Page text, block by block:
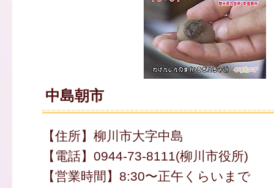
中島朝市
【住所】柳川市大字中島
【電話】0944-73-8111(柳川市役所)
【営業時間】8:30〜正午くらいまで